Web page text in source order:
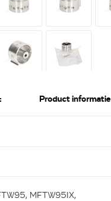
Product informatie
MFTW95IX,